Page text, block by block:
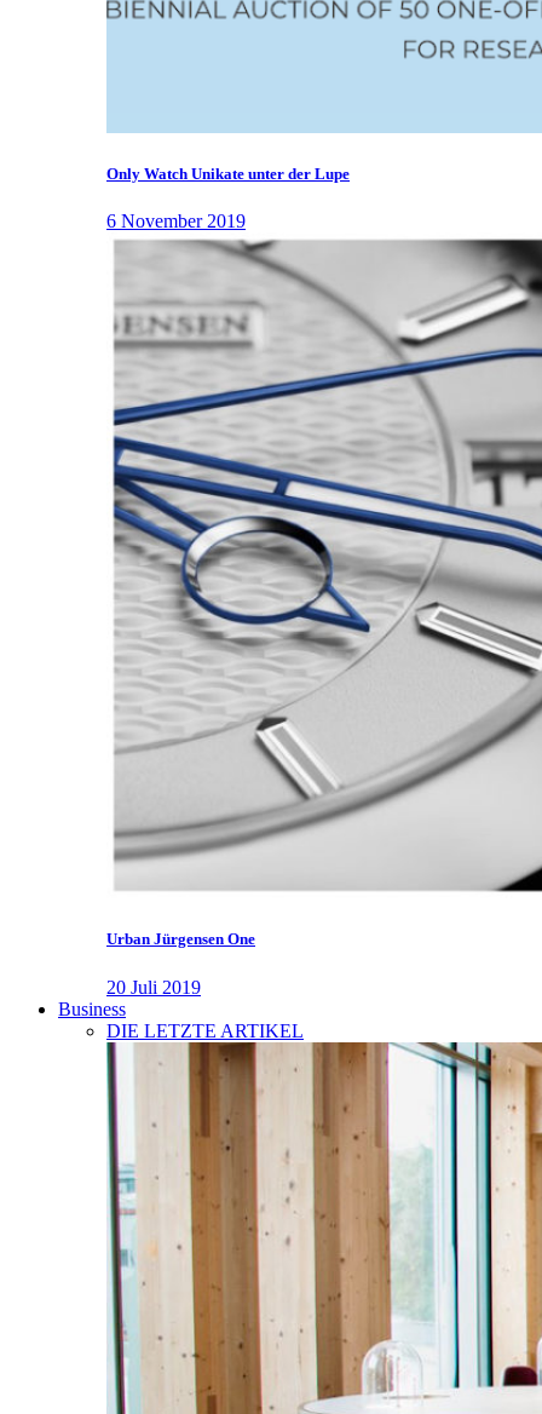
Only Watch Unikate unter der Lupe
6 November 2019
Urban Jürgensen One
20 Juli 2019
Business
DIE LETZTE ARTIKEL